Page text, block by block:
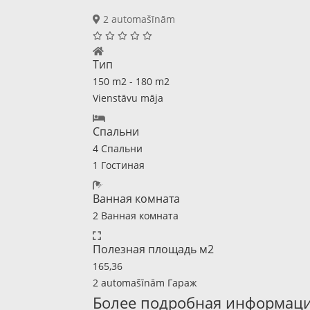
2 automašīnām
Тип
150 m2 - 180 m2
Vienstāvu māja
Спальни
4 Спальни
1 Гостиная
Ванная комната
2 Ванная комната
Полезная площадь м2
165,36
2 automašīnām Гараж
Более подробная